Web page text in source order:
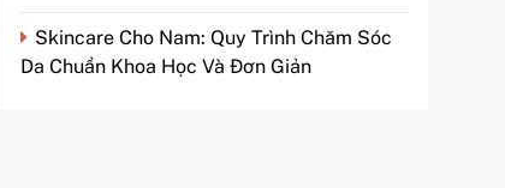
Skincare Cho Nam: Quy Trình Chăm Sóc
Da Chuẩn Khoa Học Và Đơn Giản